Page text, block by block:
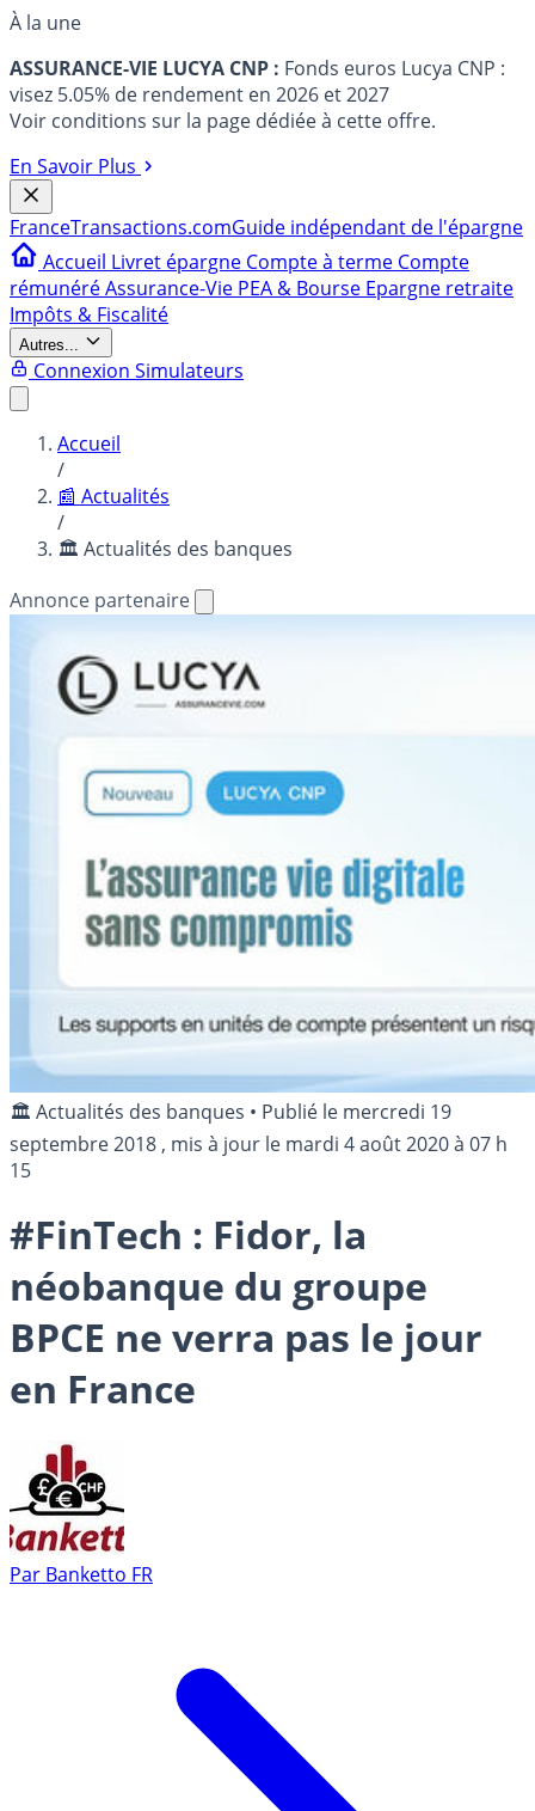
À la une
ASSURANCE-VIE LUCYA CNP : Fonds euros Lucya CNP :
visez 5.05% de rendement en 2026 et 2027
Voir conditions sur la page dédiée à cette offre.
En Savoir Plus
FranceTransactions.comGuide indépendant de l'épargne
Accueil Livret épargne Compte à terme Compte
rémunéréAssurance-Vie PEA & Bourse Epargne retraite
Impôts & Fiscalité
Autres...
Connexion Simulateurs
Accueil
/
📰 Actualités
/
🏛️ Actualités des banques
Annonce partenaire
🏛️ Actualités des banques • Publié le mercredi 19
septembre 2018 , mis à jour le mardi 4 août 2020 à 07 h
15
#FinTech : Fidor, la
néobanque du groupe
BPCE ne verra pas le jour
en France
Par Banketto FR